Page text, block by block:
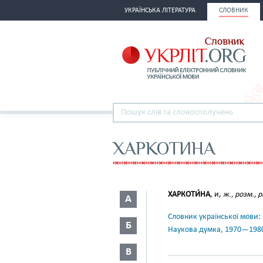
УКРАЇНСЬКА ЛІТЕРАТУРА СЛОВНИК
ХАРКОТИНА
А
Б
В
ХАРКОТИ́НА, и, ж., розм.,
Словник української
Наукова думка,